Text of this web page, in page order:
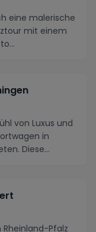
eine malerische
mit einem
von Luxus und
in
Diese
Pfalz